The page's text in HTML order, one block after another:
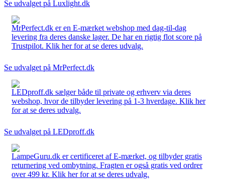
Se udvalget på Luxlight.dk
MrPerfect.dk er en E-mærket webshop med dag-til-dag
levering fra deres danske lager. De har en rigtig flot score på
Trustpilot. Klik her for at se deres udvalg.
Se udvalget på MrPerfect.dk
LEDproff.dk sælger både til private og erhverv via deres
webshop, hvor de tilbyder levering på 1-3 hverdage. Klik her
for at se deres udvalg.
Se udvalget på LEDproff.dk
LampeGuru.dk er certificeret af E-mærket, og tilbyder gratis
returnering ved ombytning. Fragten er også gratis ved ordrer
over 499 kr. Klik her for at se deres udvalg.